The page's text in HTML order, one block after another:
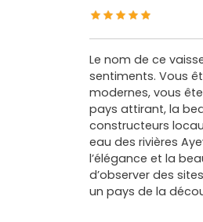
Le nom de ce
sentiments. Vous
modernes, vous
pays attirant, la
constructeurs
eau des rivières
l’élégance et la
d’observer des
un pays de la